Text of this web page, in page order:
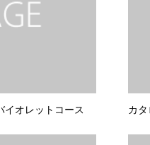
イオレットコース カ